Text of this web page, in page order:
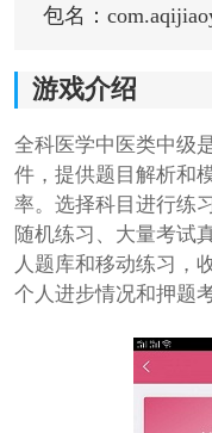
游戏介绍
全科医学中医类中级
件，提供题目解析和
率。选择科目进行练
随机练习、大量考试
人题库和移动练习，
个人进步情况和押题考